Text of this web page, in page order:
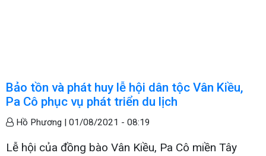
Bảo tồn và phát huy lễ hội dân tộc Vân Kiều,
Pa Cô phục vụ phát triển du lịch
Hồ Phương | 01/08/2021 - 08:19
Lễ hội của đồng bào Vân Kiều, Pa Cô miền Tây